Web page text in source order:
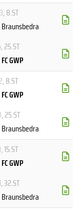
, 8.ST
Braunsbedra
, 25.ST
FC GWP
, 8.ST
FC GWP
, 25.ST
Braunsbedra
, 15.ST
FC GWP
, 32.ST
Braunsbedra